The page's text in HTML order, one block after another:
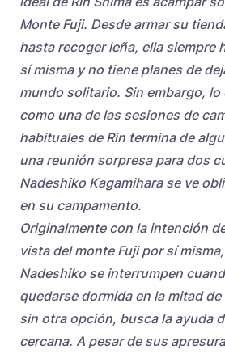
Monte Fuji. Desde armar su
hasta recoger leña, ella siempre
sí misma y no tiene planes de
mundo solitario. Sin embargo, lo
como una de las sesiones de
habituales de Rin termina de
una reunión sorpresa para dos
Nadeshiko Kagamihara se ve
en su campamento.
Originalmente con la intención
vista del monte Fuji por sí
Nadeshiko se interrumpen
quedarse dormida en la mitad
sin otra opción, busca la ayuda
cercana. A pesar de sus